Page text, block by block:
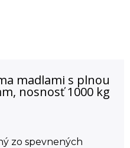
madlami s plnou
nosnosť 1000 kg
zo spevnených